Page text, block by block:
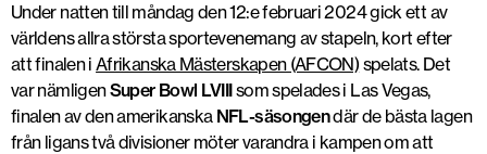
Under natten till måndag den 12:e februari 2024 gick ett av
världens allra största sportevenemang av stapeln, kort efter
att finalen iAfrikanska Mästerskapen (AFCON)spelats. Det
var nämligenSuper Bowl LVIIIsom spelades i Las Vegas,
finalen av den amerikanska NFL-säsongendär de bästa lagen
från ligans två divisioner möter varandra i kampen om att